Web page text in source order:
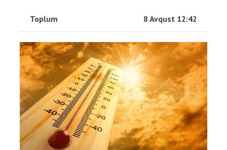
Toplum 8 Avqust 12:42